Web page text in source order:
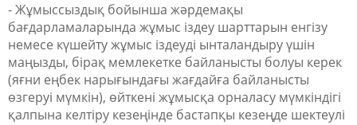
- Жұмыссыздық бойынша жәрдемақы
бағдарламаларында жұмыс іздеу шарттарын енгізу
немесе күшейту жұмыс іздеуді ынталандыру үшін
маңызды, бірақ мемлекетке байланысты болуы керек
(яғни еңбек нарығындағы жағдайға байланысты
өзгеруі мүмкін), өйткені жұмысқа орналасу мүмкіндігі
қалпына келтіру кезеңінде бастапқы кезеңде шектеулі